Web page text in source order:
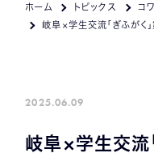
ホーム トピックス
コ
岐阜×学生交流「ぎふがく
2025.06.09
岐阜×学生交流